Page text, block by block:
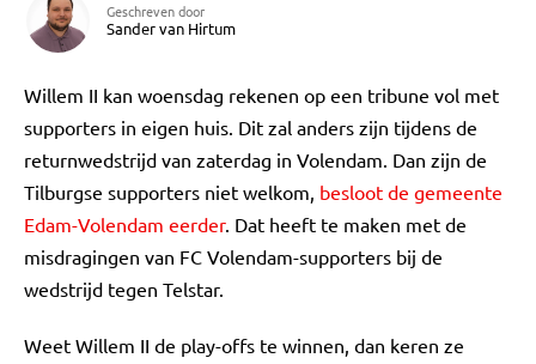
Geschreven door
Sander van Hirtum
Willem II kan woensdag rekenen op een tribune vol met
supporters in eigen huis. Dit zal anders zijn tijdens de
returnwedstrijd van zaterdag in Volendam. Dan zijn de
Tilburgse supporters niet welkom, besloot de gemeente
Edam-Volendam eerder. Dat heeft te maken met de
misdragingen van FC Volendam-supporters bij de
wedstrijd tegen Telstar.
Weet Willem II de play-offs te winnen, dan keren ze